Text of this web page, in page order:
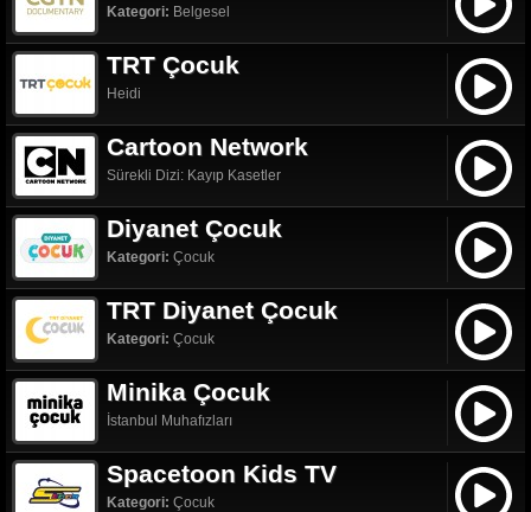
Kategori: Belgesel
TRT Çocuk
Heidi
Cartoon Network
Sürekli Dizi: Kayıp Kasetler
Diyanet Çocuk
Kategori: Çocuk
TRT Diyanet Çocuk
Kategori: Çocuk
Minika Çocuk
İstanbul Muhafızları
Spacetoon Kids TV
Kategori: Çocuk